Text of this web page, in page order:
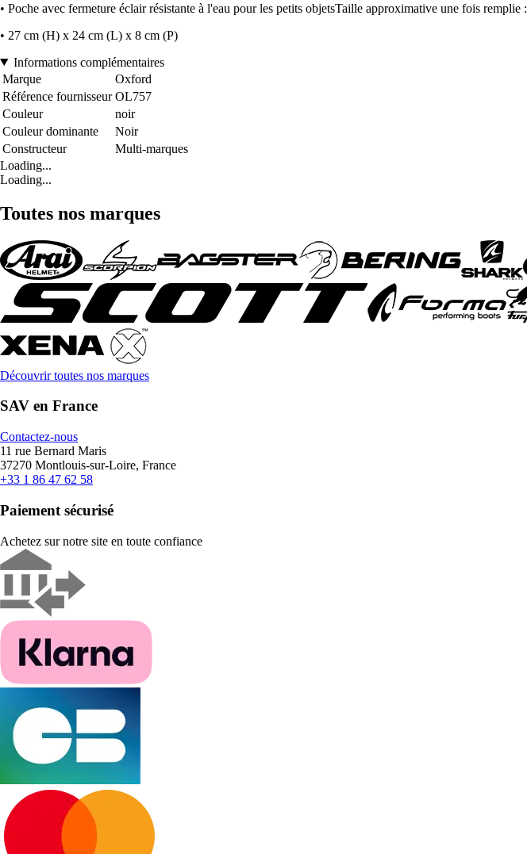
• Poche avec fermeture éclair résistante à l'eau pour les petits objetsTaille approximative une fois remplie :
• 27 cm (H) x 24 cm (L) x 8 cm (P)
Informations complémentaires
Marque
Oxford
Référence fournisseur OL757
Couleur
noir
Couleur dominante
Noir
Constructeur
Multi-marques
Loading...
Loading...
Toutes nos marques
Découvrir toutes nos marques
SAV en France
Contactez-nous
11 rue Bernard Maris
37270 Montlouis-sur-Loire, France
+33 1 86 47 62 58
Paiement sécurisé
Achetez sur notre site en toute confiance